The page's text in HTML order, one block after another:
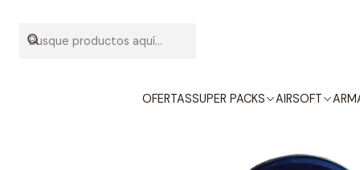
OFERTASSUPER PACKS AIRSOFT